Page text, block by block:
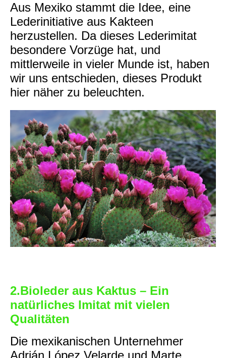
Aus Mexiko stammt die Idee, eine
Lederinitiative aus Kakteen
herzustellen. Da dieses Lederimitat
besondere Vorzüge hat, und
mittlerweile in vieler Munde ist, haben
wir uns entschieden, dieses Produkt
hier näher zu beleuchten.
2.Bioleder aus Kaktus – Ein
natürliches Imitat mit vielen
Qualitäten
Die mexikanischen Unternehmer
Adrián López Velarde und Marte